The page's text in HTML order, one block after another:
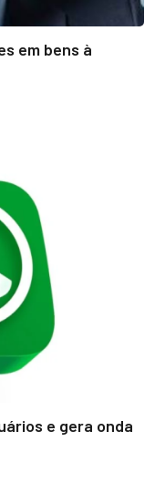
em bens à
e gera onda